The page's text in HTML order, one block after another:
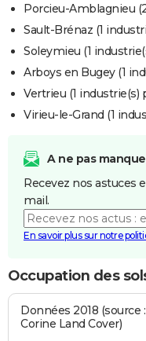
Bricolage
Lifestyle
Culture
Sport
Auto
Television
Voyage
CinemaPorcieu-Amblagnieu
Sault-Brénaz (1
Soleymieu (1
Arboys en Bugey (1
Vertrieu (1 industrie(s)
Virieu-le-Grand (1
A ne pas
Recevez nos astuces
mail.
En savoir plus sur notre
Occupation des
Données 2018
Corine Land Cover)